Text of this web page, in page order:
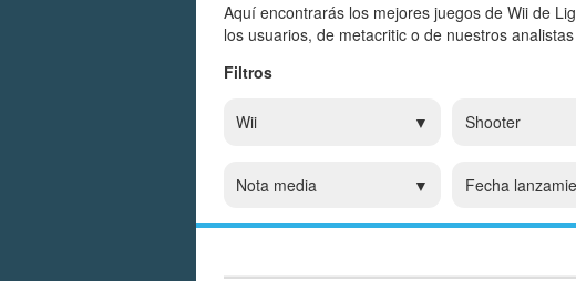
Aquí encontrarás los mejores juegos de Wii de
los usuarios, de metacritic o de nuestros
Filtros
Wii Shooter
Nota media Fecha